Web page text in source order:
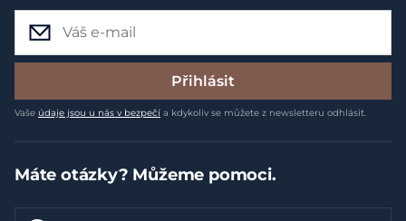
Přihlásit
Vaše údaje jsou u nás v bezpečí a kdykoliv se můžete z newsletteru odhlásit.
Máte otázky? Můžeme pomoci.